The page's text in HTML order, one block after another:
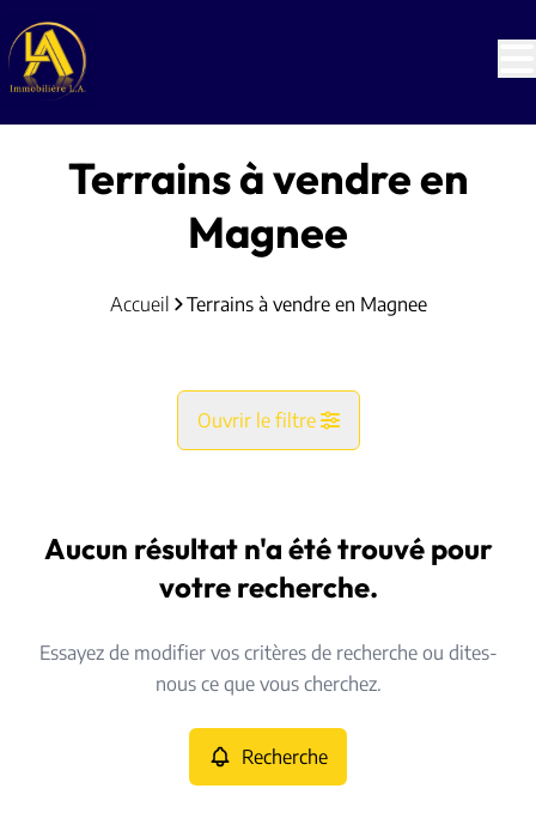
Terrains à vendre en
Magnee
Accueil Terrains à vendre en Magnee
Ouvrir le filtre
Magnee (4623)
Remove
Terrains
Remove
Vue de la carte
Recherche Trier par
Aucun résultat n'a été trouvé pour
votre recherche.
Essayez de modifier vos critères de recherche ou dites-
nous ce que vous cherchez.
Recherche